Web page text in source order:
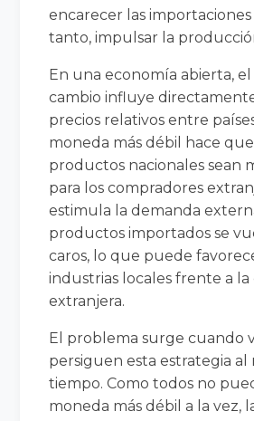
encarecer las importaciones
tanto, impulsar la
En una economía abierta,
cambio influye
precios relativos entre
moneda más débil hace
productos nacionales sean
para los compradores
estimula la demanda
productos importados se
caros, lo que puede
industrias locales frente a
extranjera.
El problema surge cuando
persiguen esta estrategia al
tiempo. Como todos no
moneda más débil a la vez,